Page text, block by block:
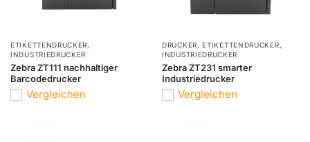
ETIKETTENDRUCKER,
INDUSTRIEDRUCKER
Zebra ZT111 nachhaltiger
Barcodedrucker
Vergleichen
DRUCKER,ETIKETTENDRUCKER,
INDUSTRIEDRUCKER
Zebra ZT231 smarter
Industriedrucker
Vergleichen